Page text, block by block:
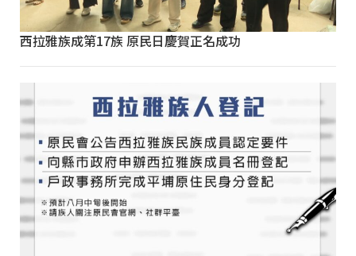
西拉雅族成第17族 原民日慶賀正名成功